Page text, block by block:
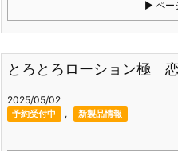
ペー
とろとろローション極
2025/05/02
予約受付中 , 新製品情報